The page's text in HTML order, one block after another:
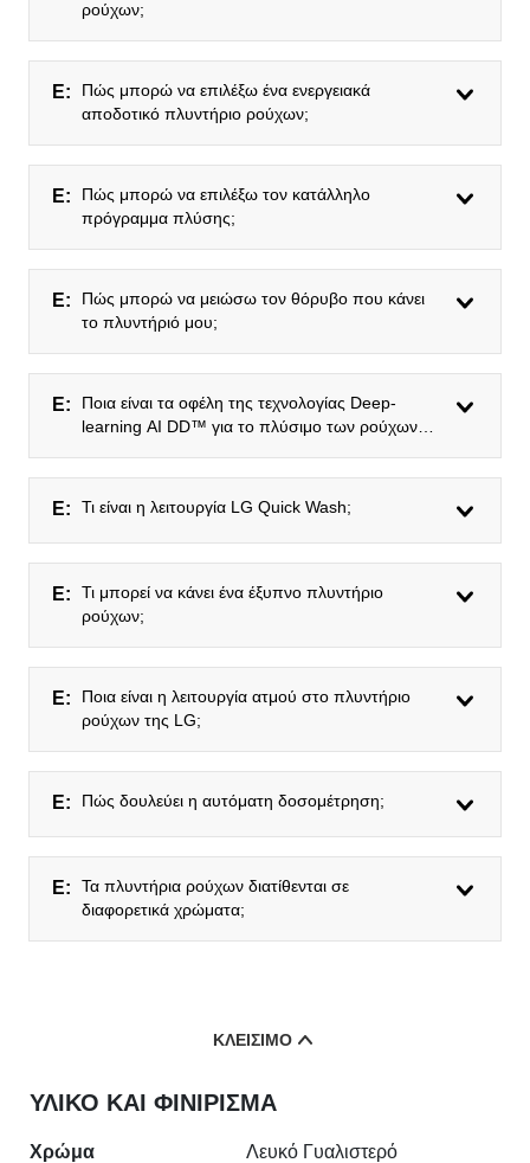
ρούχων;
Ε:
Πώς μπορώ να επιλέξω ένα ενεργειακά
αποδοτικό πλυντήριο ρούχων;
Ε:
Πώς μπορώ να επιλέξω τον κατάλληλο
πρόγραμμα πλύσης;
Ε:
Πώς μπορώ να μειώσω τον θόρυβο που κάνει
το πλυντήριό μου;
Ε:
Ποια είναι τα οφέλη της τεχνολογίας Deep-
learning AI DD™ για το πλύσιμο των ρούχων
Ε: Τι είναι η λειτουργία LG Quick Wash;
Ε:
Τι μπορεί να κάνει ένα έξυπνο πλυντήριο
ρούχων;
Ε:
Ποια είναι η λειτουργία ατμού στο πλυντήριο
ρούχων της LG;
Ε: Πώς δουλεύει η αυτόματη δοσομέτρηση;
Ε:
Τα πλυντήρια ρούχων διατίθενται σε
διαφορετικά χρώματα;
ΚΛΕΊΣΙΜΟ
ΥΛΙΚΟ ΚΑΙ ΦΙΝΙΡΙΣΜΑ
Χρώμα Λευκό Γυαλιστερό